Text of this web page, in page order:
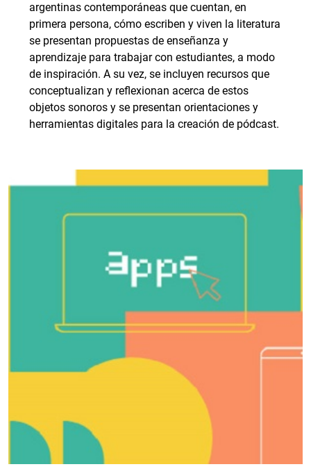
argentinas contemporáneas que cuentan, en
primera persona, cómo escriben y viven la literatura
se presentan propuestas de enseñanza y
aprendizaje para trabajar con estudiantes, a modo
de inspiración. A su vez, se incluyen recursos que
conceptualizan y reflexionan acerca de estos
objetos sonoros y se presentan orientaciones y
herramientas digitales para la creación de pódcast.